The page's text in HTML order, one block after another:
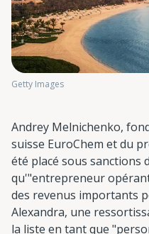
Getty Images
Andrey Melnichenko,
suisse EuroChem et du
été placé sous sanctions
qu'"entrepreneur
des revenus importants
Alexandra, une
la liste en tant que